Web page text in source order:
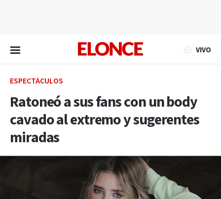
VIVO
ESPECTÁCULOS
Ratoneó a sus fans con un body
cavado al extremo y sugerentes
miradas